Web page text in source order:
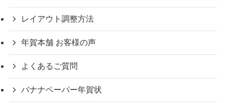
レイアウト調整方法
年賀本舗 お客様の声
よくあるご質問
バナナペーパー年賀状